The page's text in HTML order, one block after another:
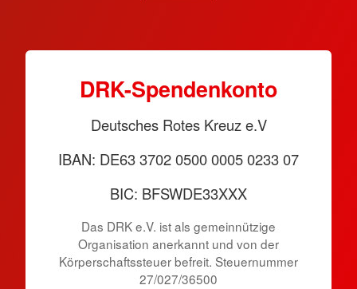
DRK-Spendenkonto
Deutsches Rotes Kreuz e.V
IBAN: DE63 3702 0500 0005 0233 07
BIC: BFSWDE33XXX
Das DRK e.V. ist als gemeinnützige
Organisation anerkannt und von der
Körperschaftssteuer befreit. Steuernummer
27/027/36500